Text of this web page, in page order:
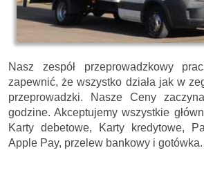
Nasz zespół przeprowadzkowy
zapewnić, że wszystko działa jak w
przeprowadzki. Nasze Ceny
godzine. Akceptujemy wszystkie
Karty debetowe, Karty kredytowe,
Apple Pay, przelew bankowy i gotówka.